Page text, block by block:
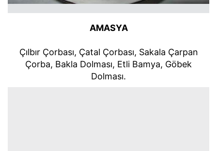
AMASYA
Çılbır Çorbası, Çatal Çorbası, Sakala Çarpan
Çorba, Bakla Dolması, Etli Bamya, Göbek
Dolması.